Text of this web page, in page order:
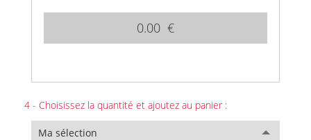
0.00 €
4 - Choisissez la quantité et ajoutez au panier :
Ma sélection